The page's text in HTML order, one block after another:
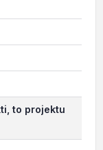
to projektu